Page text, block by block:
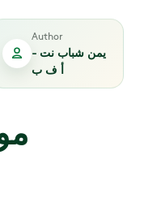
Author
يمن شباب نت -
أ ف ب